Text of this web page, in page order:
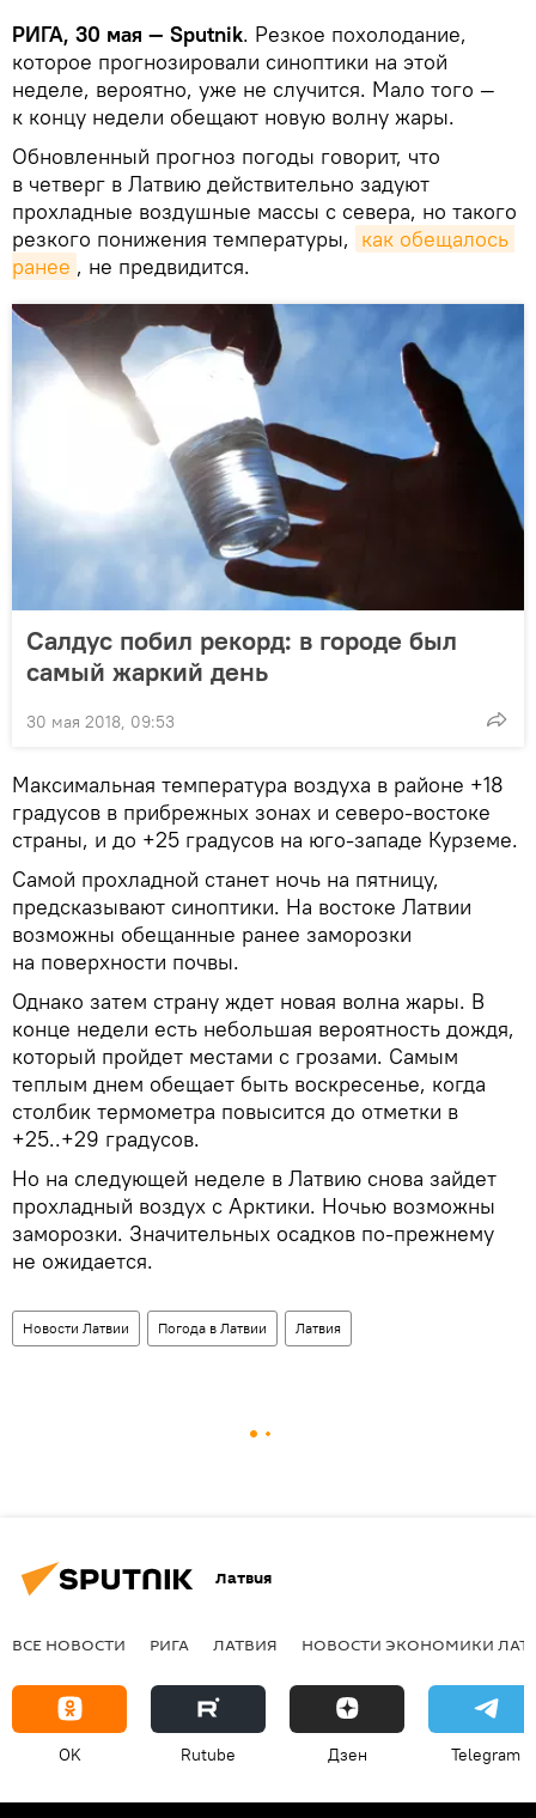
РИГА, 30 мая — Sputnik. Резкое похолодание,
которое прогнозировали синоптики на этой
неделе, вероятно, уже не случится. Мало того —
к концу недели обещают новую волну жары.
Обновленный прогноз погоды говорит, что
в четверг в Латвию действительно задуют
прохладные воздушные массы с севера, но такого
резкого понижения температуры, как обещалось
ранее , не предвидится.
Салдус побил рекорд: в городе был
самый жаркий день
30 мая 2018, 09:53
Максимальная температура воздуха в районе +18
градусов в прибрежных зонах и северо-востоке
страны, и до +25 градусов на юго-западе Курземе.
Самой прохладной станет ночь на пятницу,
предсказывают синоптики. На востоке Латвии
возможны обещанные ранее заморозки
на поверхности почвы.
Однако затем страну ждет новая волна жары. В
конце недели есть небольшая вероятность дождя,
который пройдет местами с грозами. Самым
теплым днем обещает быть воскресенье, когда
столбик термометра повысится до отметки в
+25..+29 градусов.
Но на следующей неделе в Латвию снова зайдет
прохладный воздух с Арктики. Ночью возможны
заморозки. Значительных осадков по-прежнему
не ожидается.
Новости Латвии Погода в Латвии Латвия
Латвия
ВСЕ НОВОСТИ РИГА ЛАТВИЯ НОВОСТИ ЭКОНОМИКИ
OK Rutube Дзен Telegram